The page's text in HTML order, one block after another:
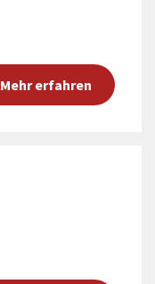
Mehr erfahren